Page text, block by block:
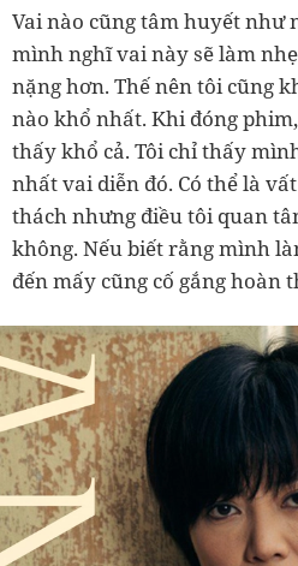
Vai nào cũng tâm huyết như
mình nghĩ vai này sẽ làm
nặng hơn. Thế nên tôi cũng
nào khổ nhất. Khi đóng
thấy khổ cả. Tôi chỉ thấy
nhất vai diễn đó. Có thể là
thách nhưng điều tôi quan
không. Nếu biết rằng mình
đến mấy cũng cố gắng hoàn